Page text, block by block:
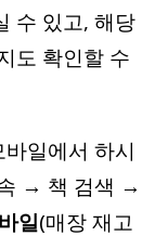
수 있고, 해당
도 확인할 수
일에서 하시
→ 책 검색 →
일(매장 재고